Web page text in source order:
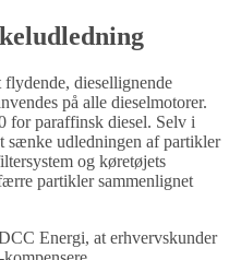
diesellignende
på alle dieselmotorer.
paraffinsk diesel. Selv i
sænke udledningen af partikler
og køretøjets
partikler sammenlignet
Energi, at erhvervskunder